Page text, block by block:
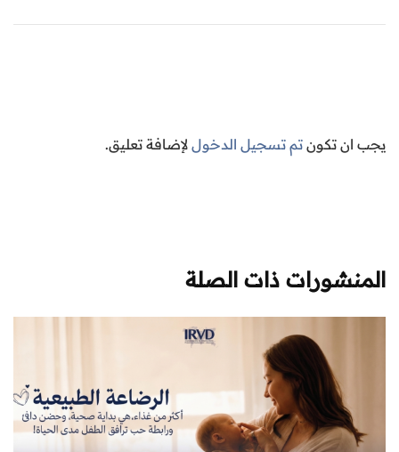
يجب ان تكون تم تسجيل الدخول لإضافة تعليق.
المنشورات ذات الصلة